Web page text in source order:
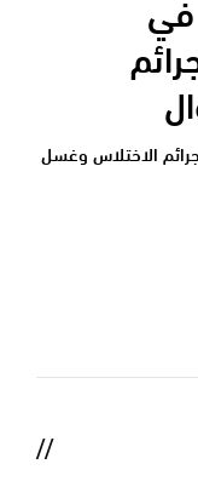
الاختلاس وغسل